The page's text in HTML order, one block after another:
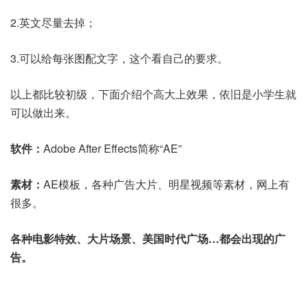
2.英文尽量去掉；
3.可以给每张图配文字，这个看自己的要求。
以上都比较初级，下面介绍个高大上效果，依旧是小学生就
可以做出来。
软件： Adobe After Effects简称“AE”
素材： AE模板，各种广告大片、明星视频等素材，网上有
很多。
各种电影特效、大片场景、美国时代广场…都会出现的广
告。